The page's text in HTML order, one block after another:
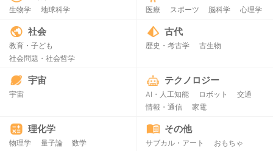
生物学 地球科学 医療 スポーツ 脳科学 心理学
社会
教育・子ども
社会問題・社会哲学
古代
歴史・考古学 古生物
宇宙
宇宙
テクノロジー
AI・人工知能 ロボット
交通
情報・通信
家電
理化学
物理学 量子論 数学
その他
サブカル・アート
おもちゃ